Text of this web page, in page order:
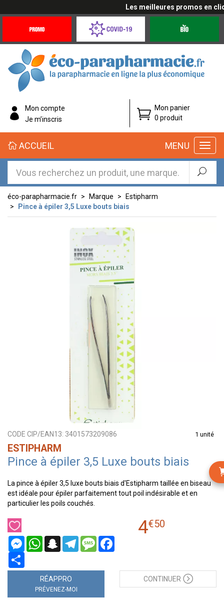
Les meilleures promos en
Offres
Coronavirus
éco-
parapharmacie.fr
éco-
parapharmacie.fr
Mon compte
Je m’inscris
Mon panier
0 produit
MENU
ACCUEIL
éco-parapharmacie.fr Marque
Estipharm
Pince à épiler 3,5 Luxe bouts biais
CODE CIP/EAN13: 3401573209086 1 unité
ESTIPHARM
Pince à épiler 3,5 Luxe bouts biais
La pince à épiler 3,5 luxe bouts biais d'Estipharm taillée en biseau
est idéale pour épiler parfaitement tout poil indésirable et en
particulier les poils couchés.
MessengerWhatsAppSnapchatTelegramMessage
4€50
RÉAPPRO
PRÉVENEZ-MOI
CONTINUER